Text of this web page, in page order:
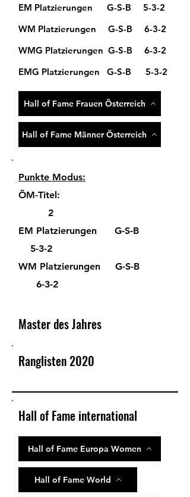
EM Platzierungen G-S-B 5-3-2
WM Platzierungen G-S-B 6-3-2
WMG Platzierungen G-S-B 6-3-2
EMG Platzierungen G-S-B 5-3-2
Hall of Fame Frauen Österreich
Hall of Fame Männer Österreich
Punkte Modus:
ÖM-Titel:
2
EM Platzierungen G-S-B
5-3-2
WM Platzierungen G-S-B
6-3-2
Master des Jahres
Ranglisten 2020
Hall of Fame international
Hall of Fame Europa Women
Hall of Fame World